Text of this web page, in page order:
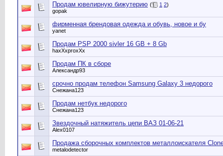
Продам ювелирную бижутерию ( 1 2)
gopak
фирменная брендовая одежда и обувь, новое и бу
yanet
Продам PSP 2000 sivler 16 GB + 8 Gb
haxXxproxXx
Продам ПК в сборе
Александр93
срочно продам телефон Samsung Galaxy 3 недорого
Снежана123
Продам нетбук недорого
Снежана123
Звездочный натяжитель цепи ВАЗ 01-06-21
Alex0107
Продажа сборочных комплектов металлоискателя
metalodetector